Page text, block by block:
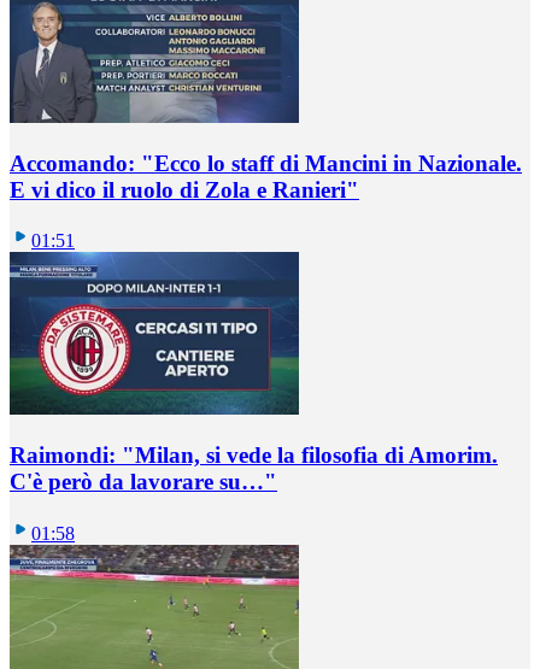
Accomando: "Ecco lo staff di Mancini in Nazionale.
E vi dico il ruolo di Zola e Ranieri"
01:51
Raimondi: "Milan, si vede la filosofia di Amorim.
C'è però da lavorare su…"
01:58